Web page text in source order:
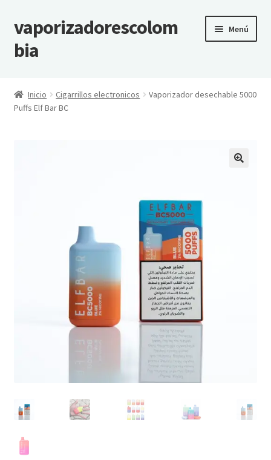
Ir
a
la
Ir
al
contenido
vaporizadorescolom
bia
Menú
Vaporizadores Colombia
Inicio Cigarrillos electronicos
Vaporizador desechable 5000
Puffs Elf Bar BC